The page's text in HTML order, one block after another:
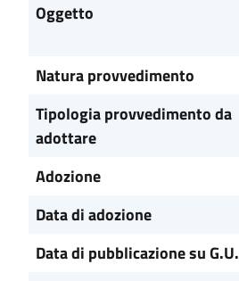
Oggetto
Natura provvedimento
Tipologia provvedimento da
adottare
Adozione
Data di adozione
Data di pubblicazione su G.U.